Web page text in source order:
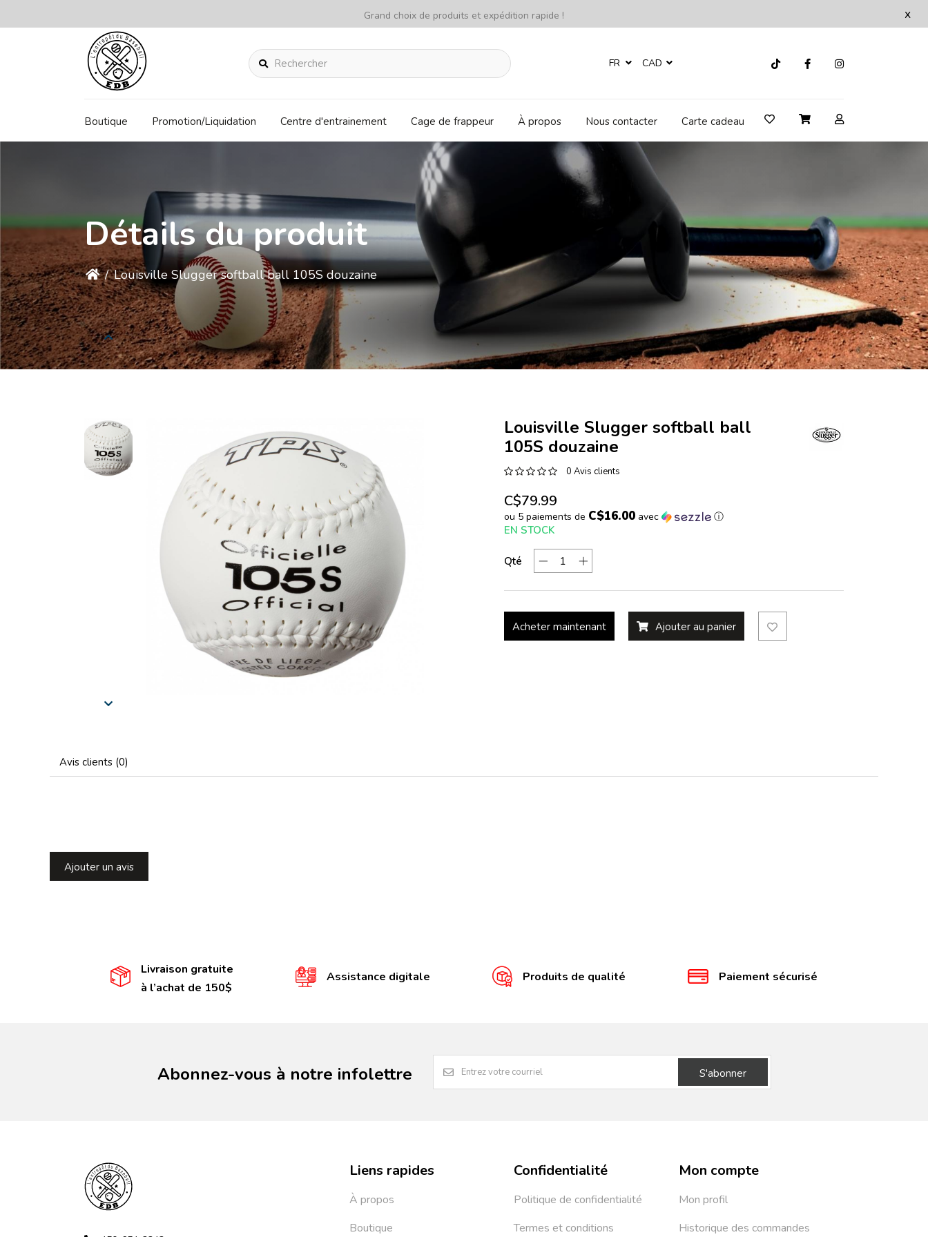
x
Grand choix de produits et expédition rapide !
Rechercher FR CAD
Boutique Promotion/Liquidation Centre d'entrainement Cage de frappeur À propos Nous contacter Carte cadeau
Détails du produit
/ Louisville Slugger softball ball 105S douzaine
Louisville Slugger softball ball
105S douzaine
0 Avis clients
C$79.99
ou 5 paiements de C$16.00avec ⓘ
EN STOCK
Qté
Acheter maintenant Ajouter au panier
Avis clients (0)
Ajouter un avis
Livraison gratuite
à l’achat de 150$
Assistance digitale Produits de qualité Paiement sécurisé
Abonnez-vous à notre infolettre S'abonner
Liens rapides
À propos
Boutique
Confidentialité
Politique de confidentialité
Termes et conditions
Mon compte
Mon profil
Historique des commandes